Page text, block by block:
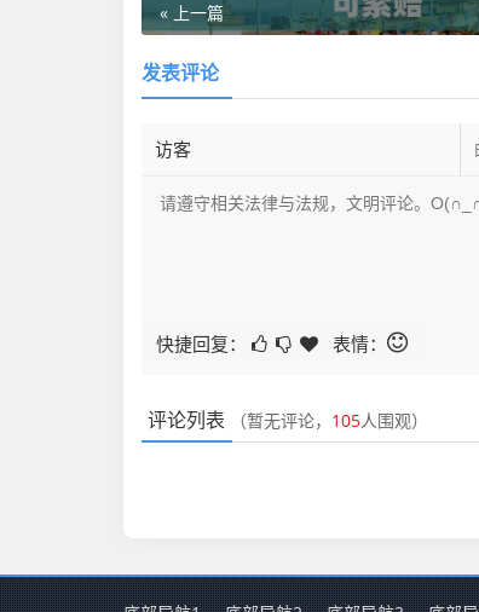
« 上一篇
发表评论
快捷回复： 表情：
评论列表 （暂无评论， 105人围观）